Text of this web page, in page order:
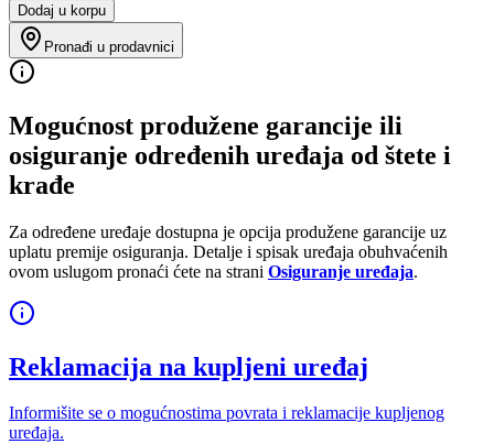
Dodaj u korpu
Pronađi u prodavnici
Mogućnost produžene garancije ili
osiguranje određenih uređaja od štete i
krađe
Za određene uređaje dostupna je opcija produžene garancije uz
uplatu premije osiguranja. Detalje i spisak uređaja obuhvaćenih
ovom uslugom pronaći ćete na strani Osiguranje uređaja.
Reklamacija na kupljeni uređaj
Informišite se o mogućnostima povrata i reklamacije kupljenog
uređaja.